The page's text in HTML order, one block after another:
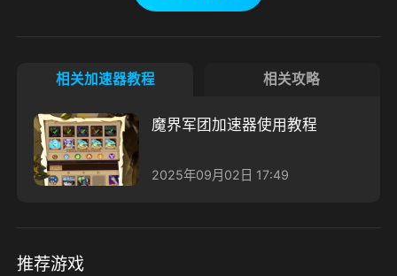
相关加速器教程 相关攻略
魔界军团加速器使用教程
2025年09月02日 17:49
推荐游戏